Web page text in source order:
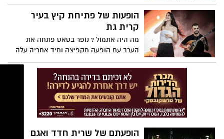
הופעות של פתיחת קיץ בעיר
קרית גת
מה היה אתמול ? נופר בטאט פתחה את
הערב עם הופעה מקפיצה ומיד אחריה עלה
לבמה ששון שאולוב, והחום המטורף התגמד
מול האנרגיות שלו – היה טירוף!
הופעתם של שרית חדד ואגם